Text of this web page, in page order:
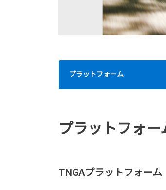
プラットフォーム
プラットフォー
TNGAプラットフォーム